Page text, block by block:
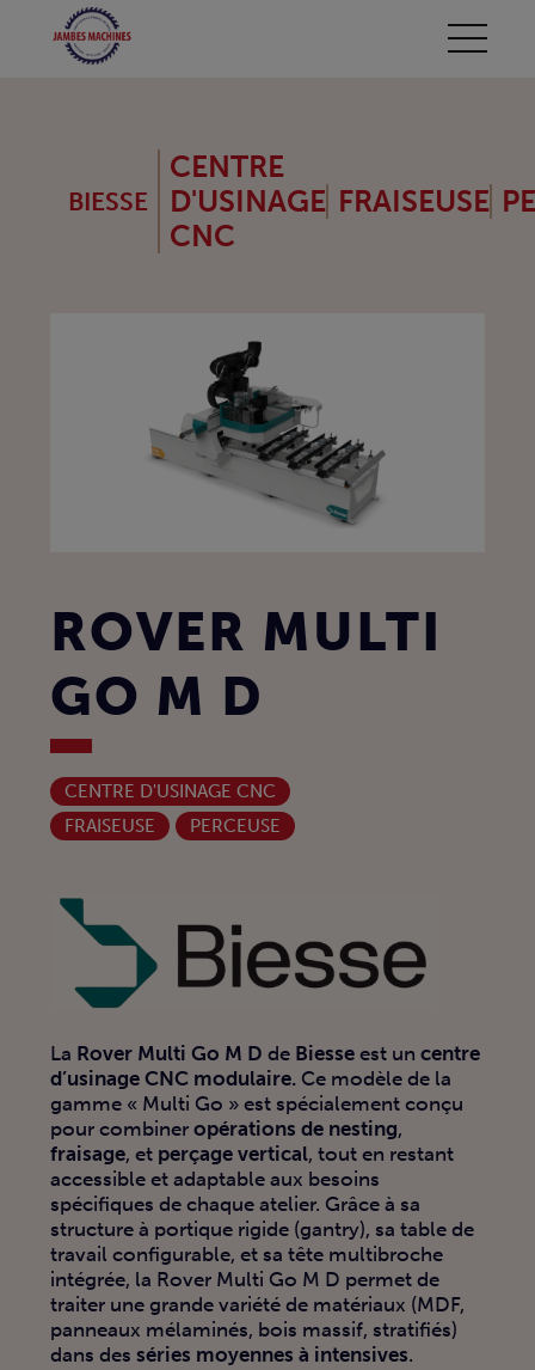
BIESSE
CENTRE
D'USINAGE
CNC
FRAISEUSE
ROVER MULTI
GO M D
CENTRE D'USINAGE CNC
FRAISEUSE
PERCEUSE
La Rover Multi Go M D de Biesseest un centre
d’usinage CNC modulaire. Ce modèle de la
gamme « Multi Go » est spécialement conçu
pour combineropérations de nesting,
fraisage, et perçage vertical, tout en restant
accessible et adaptable aux besoins
spécifiques de chaque atelier. Grâce à sa
structure à portique rigide (gantry), sa table de
travail configurable, et sa tête multibroche
intégrée, la Rover Multi Go M D permet de
traiter une grande variété de matériaux (MDF,
panneaux mélaminés, bois massif, stratifiés)
dans des séries moyennes à intensives.